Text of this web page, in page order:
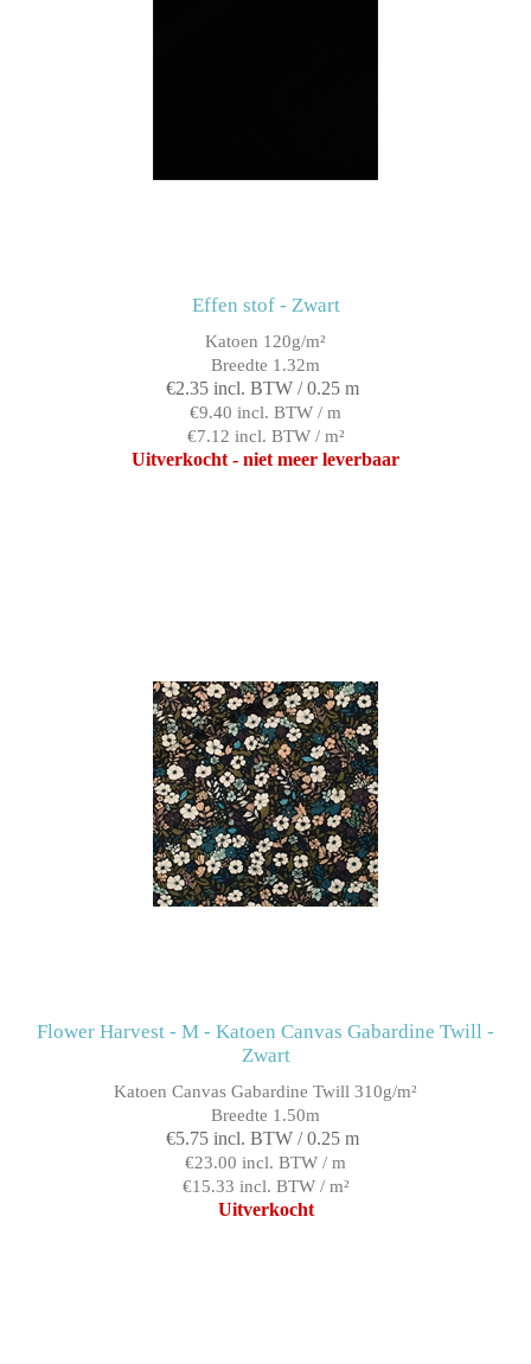
Effen stof - Zwart
Katoen 120g/m²
Breedte 1.32m
€2.35 incl. BTW / 0.25 m
€9.40 incl. BTW / m
€7.12 incl. BTW / m²
Uitverkocht - niet meer leverbaar
Flower Harvest - M - Katoen Canvas Gabardine Twill -
Zwart
Katoen Canvas Gabardine Twill 310g/m²
Breedte 1.50m
€5.75 incl. BTW / 0.25 m
€23.00 incl. BTW / m
€15.33 incl. BTW / m²
Uitverkocht